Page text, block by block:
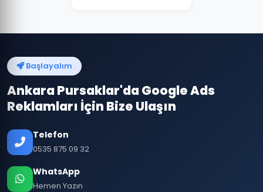
Başlayalım
Ankara Pursaklar'da Google Ads
Reklamları İçin Bize Ulaşın
Telefon
0535 875 09 32
WhatsApp
Hemen Yazın